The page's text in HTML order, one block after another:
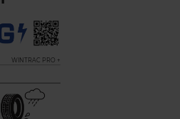
WINTRAC PRO +